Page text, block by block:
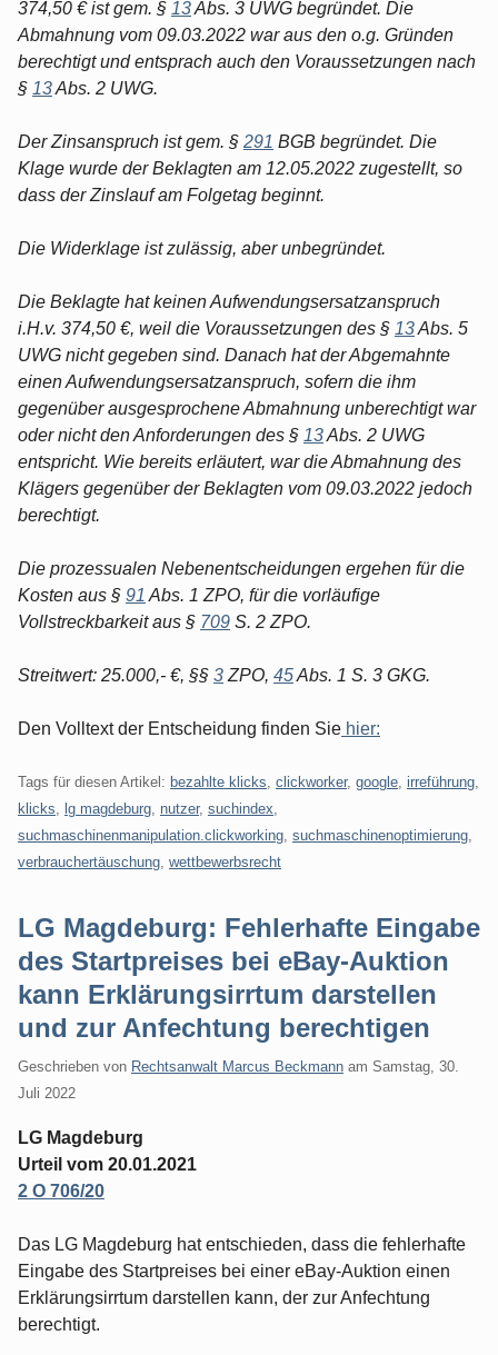
374,50 € ist gem. § 13Abs. 3 UWG begründet. Die
Abmahnung vom 09.03.2022 war aus den o.g. Gründen
berechtigt und entsprach auch den Voraussetzungen nach
§ 13Abs. 2 UWG.
Der Zinsanspruch ist gem. § 291 BGB begründet. Die
Klage wurde der Beklagten am 12.05.2022 zugestellt, so
dass der Zinslauf am Folgetag beginnt.
Die Widerklage ist zulässig, aber unbegründet.
Die Beklagte hat keinen Aufwendungsersatzanspruch
i.H.v. 374,50 €, weil die Voraussetzungen des § 13Abs. 5
UWG nicht gegeben sind. Danach hat der Abgemahnte
einen Aufwendungsersatzanspruch, sofern die ihm
gegenüber ausgesprochene Abmahnung unberechtigt war
oder nicht den Anforderungen des § 13Abs. 2 UWG
entspricht. Wie bereits erläutert, war die Abmahnung des
Klägers gegenüber der Beklagten vom 09.03.2022 jedoch
berechtigt.
Die prozessualen Nebenentscheidungen ergehen für die
Kosten aus § 91 Abs. 1 ZPO, für die vorläufige
Vollstreckbarkeit aus § 709 S. 2 ZPO.
Streitwert: 25.000,- €, §§ 3 ZPO, 45Abs. 1 S. 3 GKG.
Den Volltext der Entscheidung finden Sie hier:
Tags für diesen Artikel: bezahlte klicks clickworker, google irreführung
klicks
lg magdeburg nutzer, suchindex
suchmaschinenmanipulation.clickworking suchmaschinenoptimierung
verbrauchertäuschung wettbewerbsrecht
LG Magdeburg: Fehlerhafte Eingabe
des Startpreises bei eBay-Auktion
kann Erklärungsirrtum darstellen
und zur Anfechtung berechtigen
Geschrieben von Rechtsanwalt Marcus Beckmann am Samstag, 30.
Juli 2022
LG Magdeburg
Urteil vom 20.01.2021
2 O 706/20
Das LG Magdeburg hat entschieden, dass die fehlerhafte
Eingabe des Startpreises bei einer eBay-Auktion einen
Erklärungsirrtum darstellen kann, der zur Anfechtung
berechtigt.